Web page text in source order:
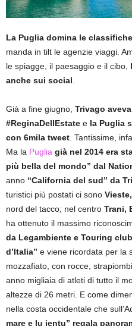
La Puglia domina le
manda in tilt le agenzie viaggi.
le spiagge, il paesaggio e il cibo,
anche sui social.
Già a fine giugno, Trivago
#ReginaDellEstate e la Puglia
con 6mila tweet. Tantissime,
Ma la Puglia già nel 2014 era
più bella del mondo” dal
anno “California del sud” da
turistici più postati ci sono
nord del tacco; nel centro Trani,
ha ottenuto il massimo
da Legambiente e Touring
d’Italia” e viene ricordata per la
mozzafiato, con rocce,
anno migliaia di atleti di tutto il
altezze di 26 metri. E come
nella costa occidentale che
mare e lu ientu” regala